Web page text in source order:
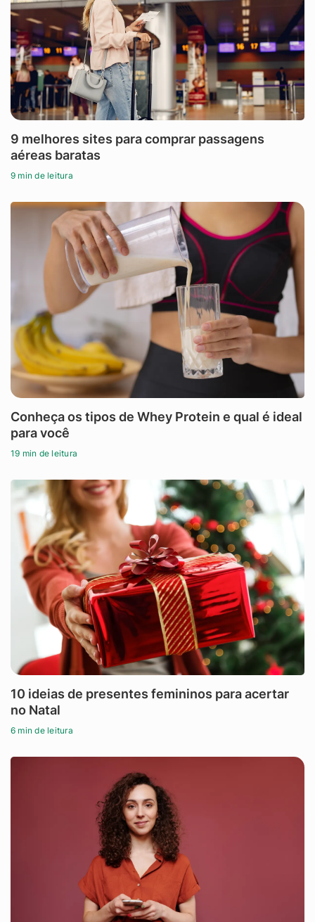
9 melhores sites para comprar passagens
aéreas baratas
9 min de leitura
Conheça os tipos de Whey Protein e qual é ideal
para você
19 min de leitura
10 ideias de presentes femininos para acertar
no Natal
6 min de leitura